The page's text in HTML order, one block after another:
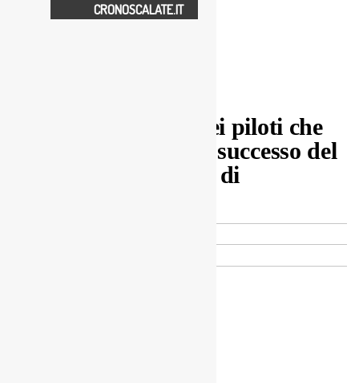
Cresce il numero dei piloti che
si contenderanno il successo del
XXVI Slalom Città di
CRONOSCALATE.IT